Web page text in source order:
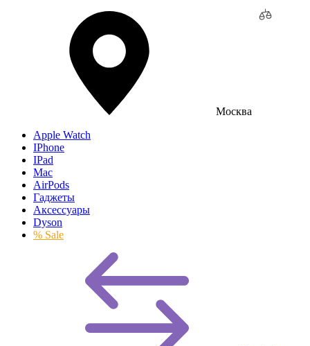
Москва
Apple Watch
IPhone
IPad
Mac
AirPods
Гаджеты
Аксессуары
Dyson
% Sale